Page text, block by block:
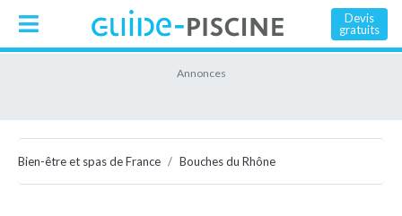
Devis
gratuits
Bien-être et spas de France Bouches du Rhône